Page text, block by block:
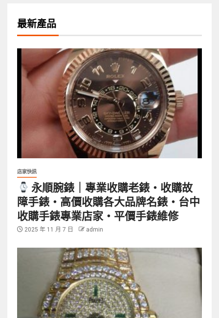
最新產品
店家快訊
永順腕錶｜專業收購老錶・收購故
障手錶・高價收購各大品牌名錶・台中
收購手錶專業店家・平價手錶維修
2025 年 11 月 7 日 admin